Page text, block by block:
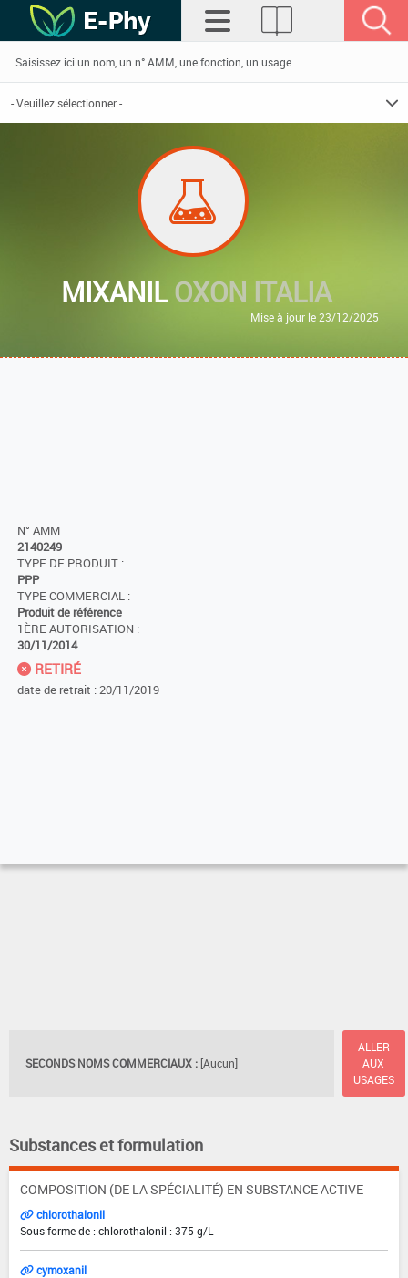
MIXANILOXON ITALIA
Mise à jour le 23/12/2025
N° AMM
2140249
TYPE DE PRODUIT :
PPP
TYPE COMMERCIAL :
Produit de référence
1ÈRE AUTORISATION :
30/11/2014
RETIRÉ
date de retrait : 20/11/2019
SECONDS NOMS COMMERCIAUX : [Aucun]
ALLER
AUX
USAGES
Substances et formulation
COMPOSITION (DE LA SPÉCIALITÉ) EN SUBSTANCE ACTIVE
chlorothalonil
Sous forme de : chlorothalonil : 375 g/L
cymoxanil